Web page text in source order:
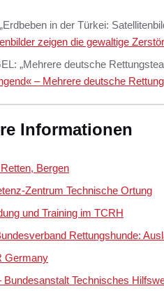
in der Türkei:
zeigen die gewaltige
„Mehrere deutsche
– Mehrere deutsche
Informationen
Bergen
Zentrum Technische Ortung
und Training im TCRH
Rettungshunde:
Germany
Bundesanstalt Technisches